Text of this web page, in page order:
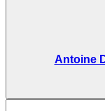
Antoine